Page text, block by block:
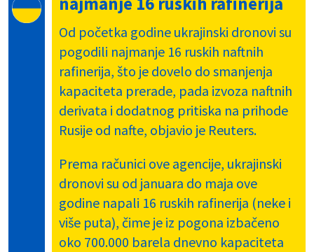
Od početka godine ukrajinski dronovi su
pogodili najmanje 16 ruskih naftnih
rafinerija, što je dovelo do smanjenja
kapaciteta prerade, pada izvoza naftnih
derivata i dodatnog pritiska na prihode
Rusije od nafte, objavio je Reuters.
Prema računici ove agencije, ukrajinski
dronovi su od januara do maja ove
godine napali 16 ruskih rafinerija (neke i
više puta), čime je iz pogona izbačeno
oko 700.000 barela dnevno kapaciteta